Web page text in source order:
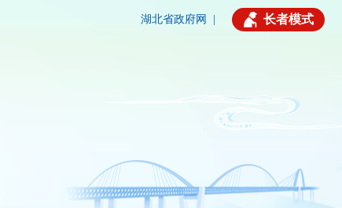
湖北省政府网 长者模式